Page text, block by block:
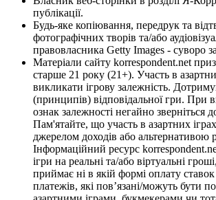
публікації.
Будь-яке копіювання, передрук та
фотографічних творів та/або
правовласника Getty Images - суворо
Матеріали сайту korrespondent.net
старше 21 року (21+). Участь в
викликати ігрову залежність.
(принципів) відповідальної гри. При
ознак залежності негайно зверніться
Пам'ятайте, що участь в азартних
джерелом доходів або альтернативою
Інформаційний ресурс
ігри на реальні та/або віртуальні
приймає ні в якій формі оплату
платежів, які пов’язані/можуть бути